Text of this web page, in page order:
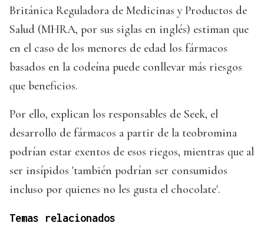
Británica Reguladora de Medicinas y Productos de
Salud (MHRA, por sus siglas en inglés) estiman que
en el caso de los menores de edad los fármacos
basados en la codeína puede conllevar más riesgos
que beneficios.
Por ello, explican los responsables de Seek, el
desarrollo de fármacos a partir de la teobromina
podrían estar exentos de esos riegos, mientras que al
ser insípidos 'también podrían ser consumidos
incluso por quienes no les gusta el chocolate'.
Temas relacionados